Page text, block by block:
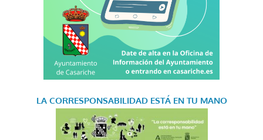
LA CORRESPONSABILIDAD ESTÁ EN TU MANO